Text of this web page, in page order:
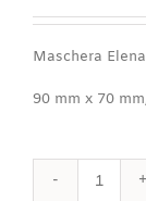
Maschera Elena
90 mm x 70